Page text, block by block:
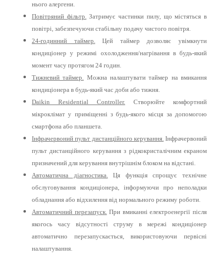
нього алергени.
Повітряний фільтр. Затримує частинки пилу, що містяться в
повітрі, забезпечуючи стабільну подачу чистого повітря.
24-годинний таймер.
Цей таймер дозволяє увімкнути
кондиціонер у режимі охолодження/нагрівання в будь-який
момент часу протягом 24 годин.
Тижневий таймер. Можна налаштувати таймер на вмикання
кондиціонера в будь-який час доби або тижня.
Daikin Residential Controller.
Створюйте комфортний
мікроклімат у приміщенні з будь-якого місця за допомогою
смартфона або планшета.
Інфрачервоний пульт дистанційного керування. Інфрачервоний
пульт дистанційного керування з рідкокристалічним екраном
призначений для керування внутрішнім блоком на відстані.
Автоматична діагностика.
Ця функція спрощує технічне
обслуговування кондиціонера, інформуючи про неполадки
обладнання або відхилення від нормального режиму роботи.
Автоматичний перезапуск. При вмиканні електроенергії після
якогось часу відсутності струму в мережі кондиціонер
автоматично перезапускається, використовуючи первісні
налаштування.